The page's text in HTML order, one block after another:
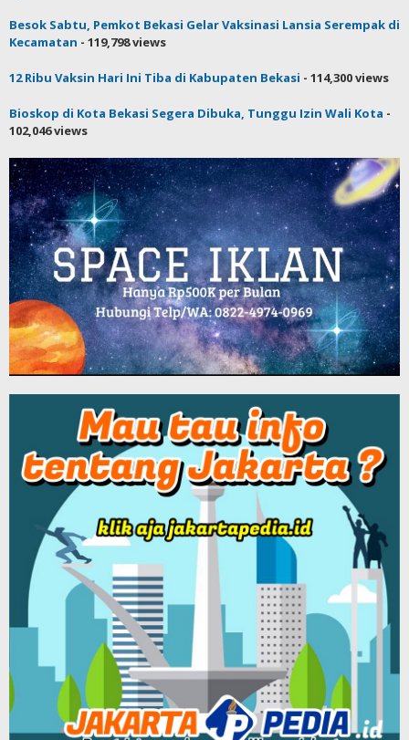
Besok Sabtu, Pemkot Bekasi Gelar Vaksinasi Lansia Serempak di
Kecamatan - 119,798 views
12 Ribu Vaksin Hari Ini Tiba di Kabupaten Bekasi - 114,300 views
Bioskop di Kota Bekasi Segera Dibuka, Tunggu Izin Wali Kota -
102,046 views